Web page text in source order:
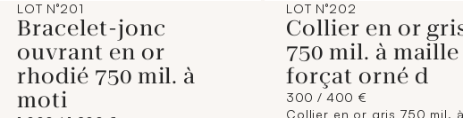
LOT N°201
Bracelet-jonc
ouvrant en or
rhodié 750 mil. à
moti
LOT N°202
Collier en or
750 mil. à maille
forçat orné d
300 / 400 €
Collier en or gris 750 mil.